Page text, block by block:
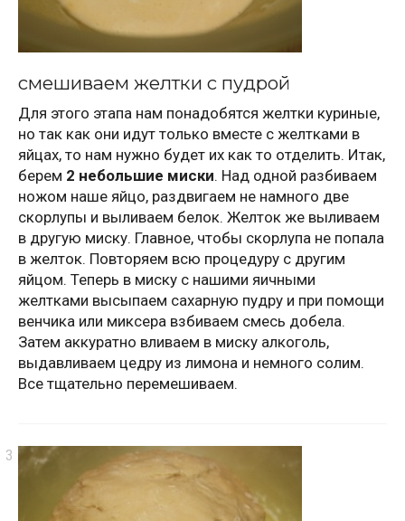
смешиваем желтки с пудрой
Для этого этапа нам понадобятся желтки куриные,
но так как они идут только вместе с желтками в
яйцах, то нам нужно будет их как то отделить. Итак,
берем 2 небольшие миски. Над одной разбиваем
ножом наше яйцо, раздвигаем не намного две
скорлупы и выливаем белок. Желток же выливаем
в другую миску. Главное, чтобы скорлупа не попала
в желток. Повторяем всю процедуру с другим
яйцом. Теперь в миску с нашими яичными
желтками высыпаем сахарную пудру и при помощи
венчика или миксера взбиваем смесь добела.
Затем аккуратно вливаем в миску алкоголь,
выдавливаем цедру из лимона и немного солим.
Все тщательно перемешиваем.